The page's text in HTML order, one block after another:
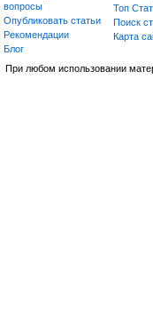
вопросы
Опубликовать статьи
Рекомендации
Блог
Топ
Поиск
Карта
При любом использовании